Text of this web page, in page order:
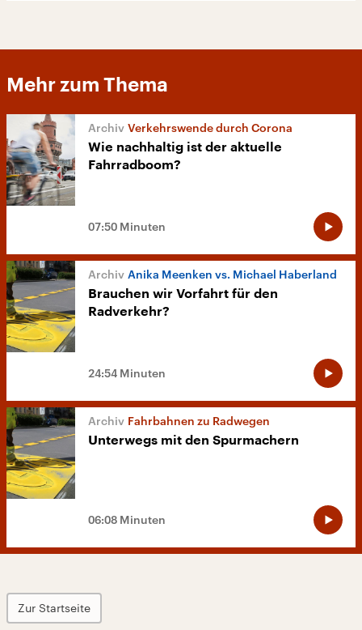
Mehr zum Thema
Verkehrswende durch Corona
Wie nachhaltig ist der aktuelle
Fahrradboom?
07:50 Minuten
Anika Meenken vs. Michael Haberland
Brauchen wir Vorfahrt für den
Radverkehr?
24:54 Minuten
Fahrbahnen zu Radwegen
Unterwegs mit den Spurmachern
06:08 Minuten
Zur Startseite